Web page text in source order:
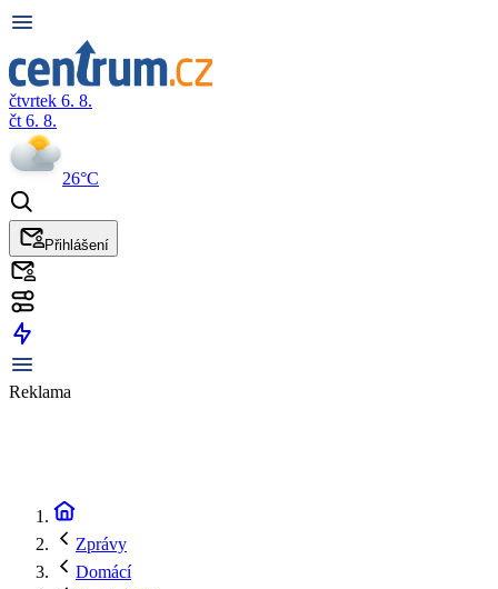
čtvrtek 6. 8.
čt 6. 8.
26°C
Přihlášení
Reklama
Zprávy
Domácí